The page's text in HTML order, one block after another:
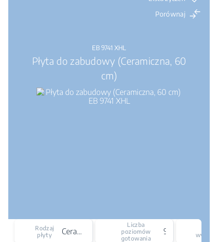
Porównaj
EB 9741 XHL
Płyta do zabudowy (Ceramiczna, 60
cm)
Rodzaj
płyty
Ceramiczna
Liczba
poziomów
gotowania